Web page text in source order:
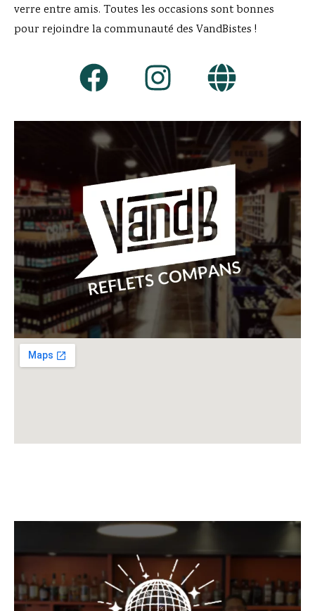
verre entre amis. Toutes les occasions sont bonnes
pour rejoindre la communauté des VandBistes !